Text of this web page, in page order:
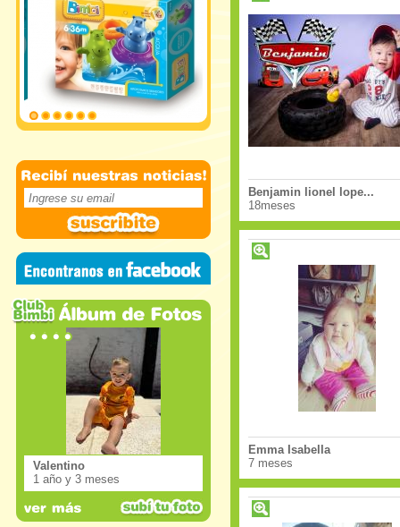
Valentino
1 año y 3 meses
Benjamin lionel lope...
18meses
Emma Isabella
7 meses